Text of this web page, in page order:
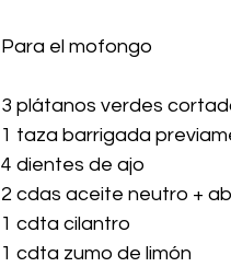
Para el mofongo
3 plátanos verdes
1 taza barrigada
4 dientes de ajo
2 cdas aceite neutro +
1 cdta cilantro
1 cdta zumo de limón